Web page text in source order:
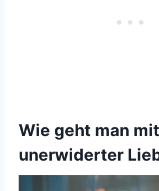
Wie geht man mit
unerwiderter